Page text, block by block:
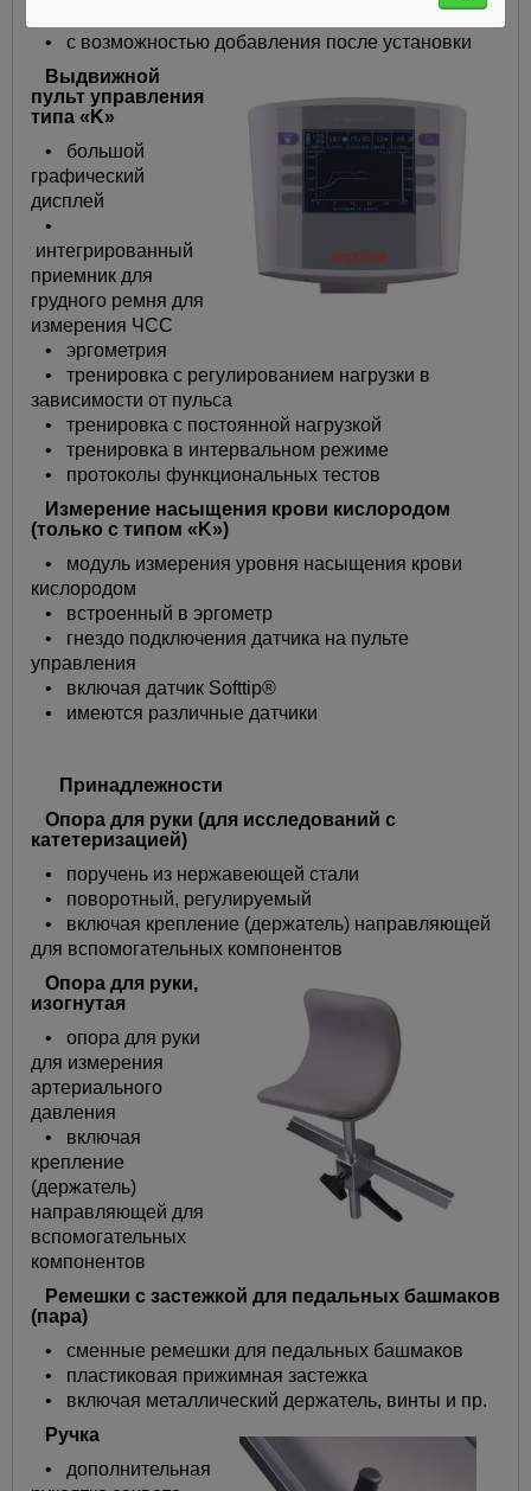
• с возможностью добавления после установки
Выдвижной
пульт управления
типа «K»
• большой
графический
дисплей
•
интегрированный
приемник для
грудного ремня для
измерения ЧСС
• эргометрия
• тренировка с регулированием нагрузки в
зависимости от пульса
• тренировка с постоянной нагрузкой
• тренировка в интервальном режиме
• протоколы функциональных тестов
Измерение насыщения крови кислородом
(только с типом «K»)
• модуль измерения уровня насыщения крови
кислородом
• встроенный в эргометр
• гнездо подключения датчика на пульте
управления
• включая датчик Softtip®
• имеются различные датчики
Принадлежности
Опора для руки (для исследований с
катетеризацией)
• поручень из нержавеющей стали
• поворотный, регулируемый
• включая крепление (держатель) направляющей
для вспомогательных компонентов
Опора для руки,
изогнутая
• опора для руки
для измерения
артериального
давления
• включая
крепление
(держатель)
направляющей для
вспомогательных
компонентов
Ремешки с застежкой для педальных башмаков
(пара)
• сменные ремешки для педальных башмаков
• пластиковая прижимная застежка
• включая металлический держатель, винты и пр.
Ручка
• дополнительная